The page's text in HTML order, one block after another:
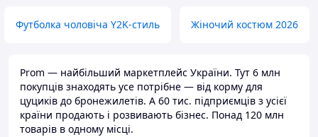
Футболка чоловіча Y2K-стиль Жіночий костюм 2026
Prom — найбільший маркетплейс України. Тут 6 млн
покупців знаходять усе потрібне — від корму для
цуциків до бронежилетів. А 60 тис. підприємців з усієї
країни продають і розвивають бізнес. Понад 120 млн
товарів в одному місці.